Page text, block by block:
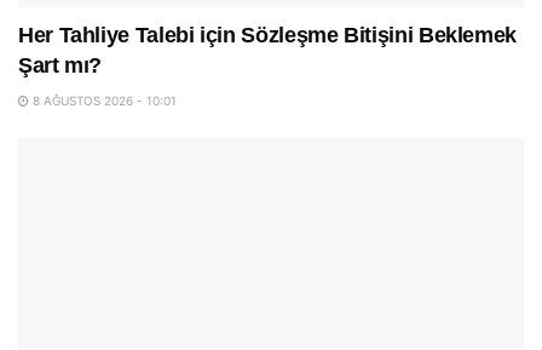
Her Tahliye Talebi için Sözleşme Bitişini Beklemek
Şart mı?
8 AĞUSTOS 2026 - 10:01